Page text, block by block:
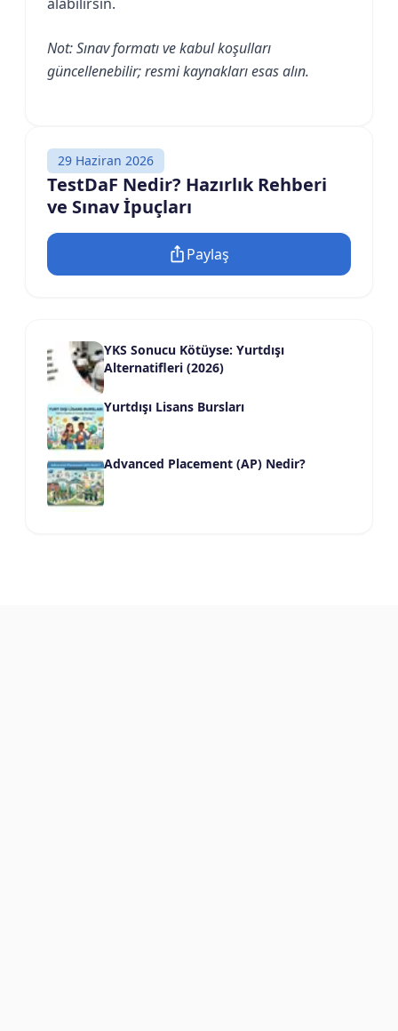
Not: Sınav formatı ve kabul koşulları
güncellenebilir; resmi kaynakları esas alın.
29 Haziran 2026
TestDaF Nedir? Hazırlık Rehberi
ve Sınav İpuçları
Paylaş
YKS Sonucu Kötüyse: Yurtdışı
Alternatifleri (2026)
Yurtdışı Lisans Bursları
Advanced Placement (AP) Nedir?